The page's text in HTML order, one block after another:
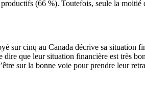
(66 %). Toutefois, seule la moitié
sur cinq au Canada décrive sa situation
dire que leur situation financière est très
sur la bonne voie pour prendre leur